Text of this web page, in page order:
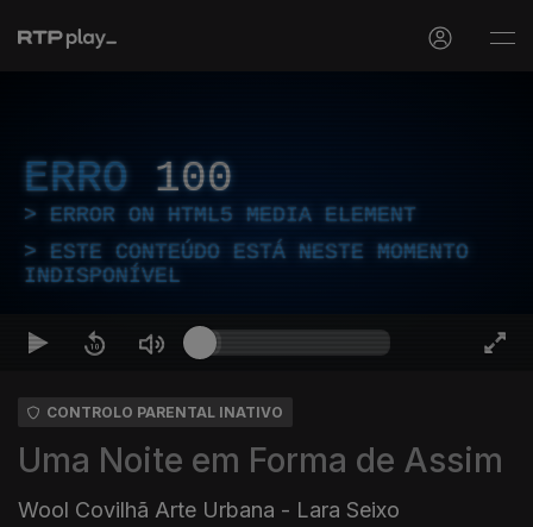
ERRO 100
ERROR ON HTML5 MEDIA ELEMENT
ESTE CONTEÚDO ESTÁ NESTE MOMENTO
INDISPONÍVEL
CONTROLO PARENTAL INATIVO
Uma Noite em Forma de Assim
Wool Covilhã Arte Urbana - Lara Seixo